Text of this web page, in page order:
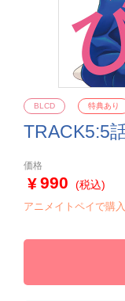
TRACK5:5
BLCD 特典あり
価格
990 (税込)
アニメイトペイで購